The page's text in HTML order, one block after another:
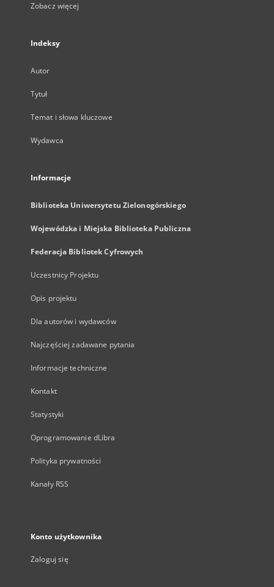
Zobacz więcej
Indeksy
Autor
Tytuł
Temat i słowa kluczowe
Wydawca
Informacje
Biblioteka Uniwersytetu Zielonogórskiego
Wojewódzka i Miejska Biblioteka Publiczna
Federacja Bibliotek Cyfrowych
Uczestnicy Projektu
Opis projektu
Dla autorów i wydawców
Najczęściej zadawane pytania
Informacje techniczne
Kontakt
Statystyki
Oprogramowanie dLibra
Polityka prywatności
Kanały RSS
Konto użytkownika
Zaloguj się